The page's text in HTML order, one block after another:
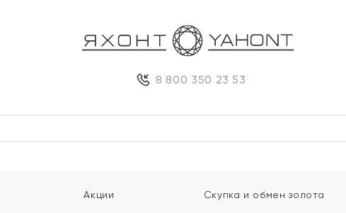
8 800 350 23 53
Акции Скупка и обмен золота